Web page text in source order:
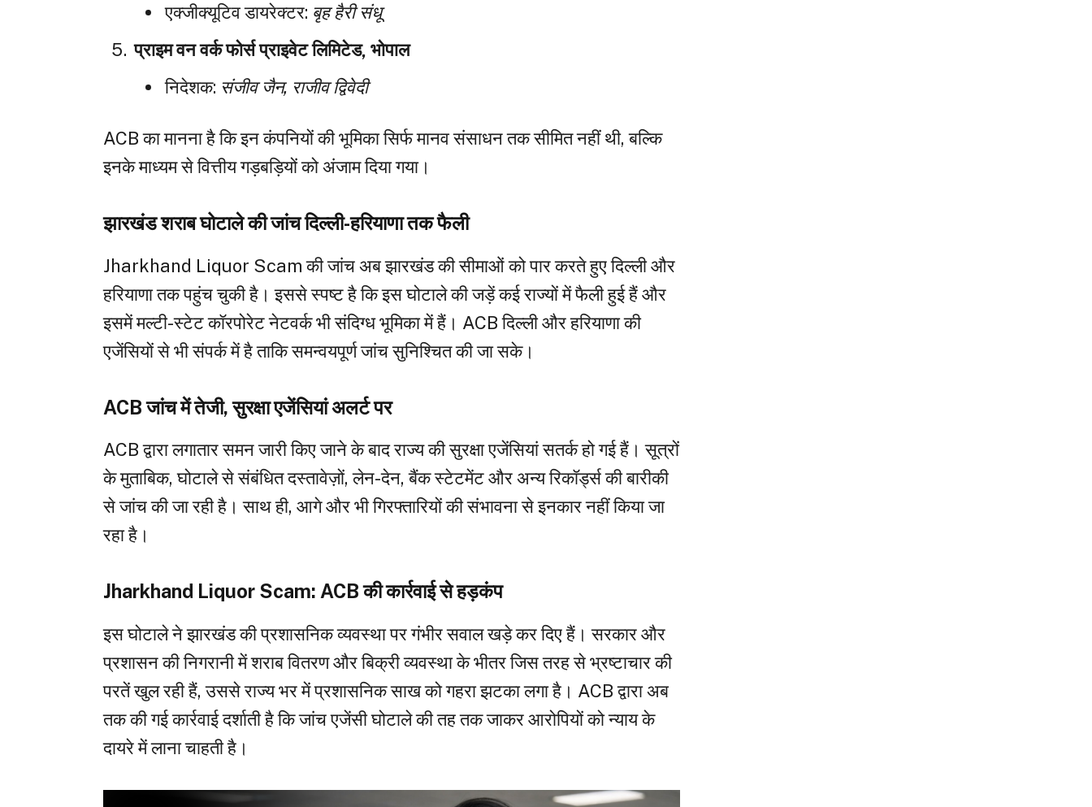
एक्जीक्यूटिव डायरेक्टर: बृह हैरी संधू
प्राइम वन वर्क फोर्स प्राइवेट लिमिटेड, भोपाल
निदेशक: संजीव जैन, राजीव द्विवेदी
ACB का मानना है कि इन कंपनियों की भूमिका सिर्फ मानव संसाधन तक सीमित नहीं थी, बल्कि
इनके माध्यम से वित्तीय गड़बड़ियों को अंजाम दिया गया।
झारखंड शराब घोटाले की जांच दिल्ली-हरियाणा तक फैली
Jharkhand Liquor Scam की जांच अब झारखंड की सीमाओं को पार करते हुए दिल्ली और
हरियाणा तक पहुंच चुकी है। इससे स्पष्ट है कि इस घोटाले की जड़ें कई राज्यों में फैली हुई हैं और
इसमें मल्टी-स्टेट कॉरपोरेट नेटवर्क भी संदिग्ध भूमिका में हैं। ACB दिल्ली और हरियाणा की
एजेंसियों से भी संपर्क में है ताकि समन्वयपूर्ण जांच सुनिश्चित की जा सके।
ACB जांच में तेजी, सुरक्षा एजेंसियां अलर्ट पर
ACB द्वारा लगातार समन जारी किए जाने के बाद राज्य की सुरक्षा एजेंसियां सतर्क हो गई हैं। सूत्रों
के मुताबिक, घोटाले से संबंधित दस्तावेज़ों, लेन-देन, बैंक स्टेटमेंट और अन्य रिकॉर्ड्स की बारीकी
से जांच की जा रही है। साथ ही, आगे और भी गिरफ्तारियों की संभावना से इनकार नहीं किया जा
रहा है।
Jharkhand Liquor Scam: ACB की कार्रवाई से हड़कंप
इस घोटाले ने झारखंड की प्रशासनिक व्यवस्था पर गंभीर सवाल खड़े कर दिए हैं। सरकार और
प्रशासन की निगरानी में शराब वितरण और बिक्री व्यवस्था के भीतर जिस तरह से भ्रष्टाचार की
परतें खुल रही हैं, उससे राज्य भर में प्रशासनिक साख को गहरा झटका लगा है। ACB द्वारा अब
तक की गई कार्रवाई दर्शाती है कि जांच एजेंसी घोटाले की तह तक जाकर आरोपियों को न्याय के
दायरे में लाना चाहती है।